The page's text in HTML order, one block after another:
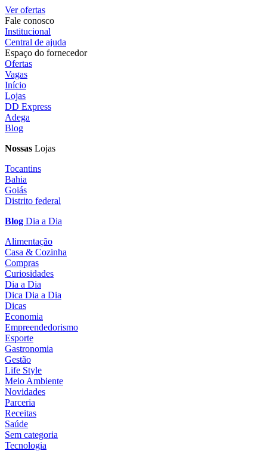
Ver ofertas
Fale conosco
Institucional
Central de ajuda
Espaço do fornecedor
Ofertas
Vagas
Início
Lojas
DD Express
Adega
Blog
Nossas Lojas
Tocantins
Bahia
Goiás
Distrito federal
Blog Dia a Dia
Alimentação
Casa & Cozinha
Compras
Curiosidades
Dia a Dia
Dica Dia a Dia
Dicas
Economia
Empreendedorismo
Esporte
Gastronomia
Gestão
Life Style
Meio Ambiente
Novidades
Parceria
Receitas
Saúde
Sem categoria
Tecnologia